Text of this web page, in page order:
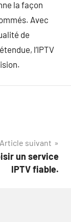
la façon
Avec
de
l’IPTV
Article suivant
un service
IPTV fiable.